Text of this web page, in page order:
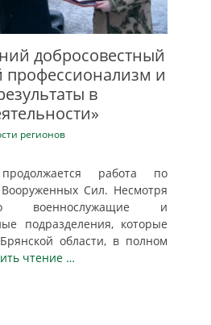
добросовестный
профессионализм и
в
регионов
работа по
Сил. Несмотря
и
подразделения, которые
области, в полном
чтение …